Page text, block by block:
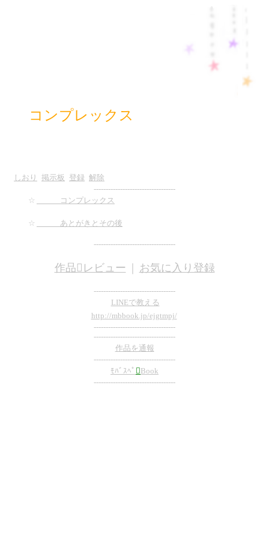
コンプレックス
しおり 掲示板 登録 解除
----------------------------------
☆
コンプレックス
☆ あとがきとその後
----------------------------------
作品レビュー お気に入り登録
----------------------------------
LINEで教える
http://mbbook.jp/ejgtmpj/
----------------------------------
----------------------------------
作品を通報
----------------------------------
ﾓﾊﾞｽﾍﾟ Book
----------------------------------